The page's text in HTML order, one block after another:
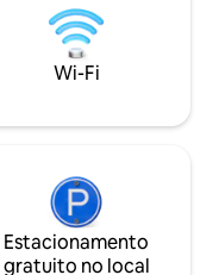
as
cães com espaço
- 1 km a pé até o
adequado) - 3 km
Brewery - 30
Sisters
Wi-Fi
Estacionamento
gratuito no local